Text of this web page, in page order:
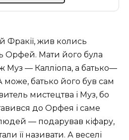
Фракії, жив колись
Орфей. Мати його була
Муз — Калліопа, а батько—
може, батько його був сам
мистецтва і Муз, бо
до Орфея і саме
— подарував кіфару,
її називати. А веселі